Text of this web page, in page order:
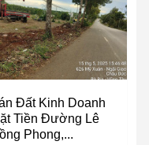
Đất Kinh Doanh
Tiền Đường Lê
Phong,...